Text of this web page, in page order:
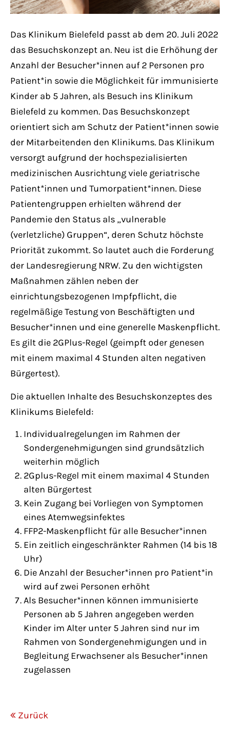
376-293 City Road, Suite 600
Have any questions?
+44 1234 567 890
Drop us a line
info@yourdomain.com
About us
Lorem ipsum dolor sit amet, consectetuer
adipiscing elit.
Aenean commodo ligula eget dolor. Aenean
massa. Cum sociis natoque penatibus et
magnis dis parturient montes, nascetur
Das Klinikum Bielefeld passt ab dem 20. Juli 2022
das Besuchskonzept an. Neu ist die Erhöhung der
Anzahl der Besucher*innen auf 2 Personen pro
Patient*in sowie die Möglichkeit für immunisierte
Kinder ab 5 Jahren, als Besuch ins Klinikum
Bielefeld zu kommen. Das Besuchskonzept
orientiert sich am Schutz der Patient*innen sowie
der Mitarbeitenden den Klinikums. Das Klinikum
versorgt aufgrund der hochspezialisierten
medizinischen Ausrichtung viele geriatrische
Patient*innen und Tumorpatient*innen. Diese
Patientengruppen erhielten während der
Pandemie den Status als „vulnerable
(verletzliche) Gruppen“, deren Schutz höchste
Priorität zukommt. So lautet auch die Forderung
der Landesregierung NRW. Zu den wichtigsten
Maßnahmen zählen neben der
einrichtungsbezogenen Impfpflicht, die
regelmäßige Testung von Beschäftigten und
Besucher*innen und eine generelle Maskenpflicht.
Es gilt die 2GPlus-Regel (geimpft oder genesen
mit einem maximal 4 Stunden alten negativen
Bürgertest).
Die aktuellen Inhalte des Besuchskonzeptes des
Klinikums Bielefeld:
Individualregelungen im Rahmen der
Sondergenehmigungen sind grundsätzlich
weiterhin möglich
2Gplus-Regel mit einem maximal 4 Stunden
alten Bürgertest
Kein Zugang bei Vorliegen von Symptomen
eines Atemwegsinfektes
FFP2-Maskenpflicht für alle Besucher*innen
Ein zeitlich eingeschränkter Rahmen (14 bis 18
Uhr)
Die Anzahl der Besucher*innen pro Patient*in
wird auf zwei Personen erhöht
Als Besucher*innen können immunisierte
Personen ab 5 Jahren angegeben werden
Kinder im Alter unter 5 Jahren sind nur im
Rahmen von Sondergenehmigungen und in
Begleitung Erwachsener als Besucher*innen
zugelassen
Zurück